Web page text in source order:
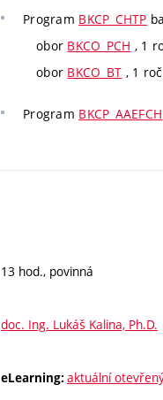
Program BKCP_CHTP
obor BKCO_PCH , 1
obor BKCO_BT , 1
Program BKCP_AAEFCH
13 hod., povinná
doc. Ing. Lukáš Kalina, Ph.D.
eLearning: aktuální